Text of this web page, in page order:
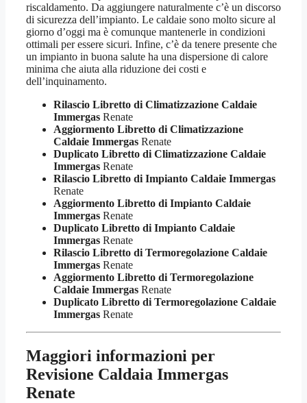
riscaldamento. Da aggiungere naturalmente c’è un discorso
di sicurezza dell’impianto. Le caldaie sono molto sicure al
giorno d’oggi ma è comunque mantenerle in condizioni
ottimali per essere sicuri. Infine, c’è da tenere presente che
un impianto in buona salute ha una dispersione di calore
minima che aiuta alla riduzione dei costi e
dell’inquinamento.
Rilascio Libretto di Climatizzazione Caldaie
Immergas Renate
Aggiormento Libretto di Climatizzazione
Caldaie Immergas Renate
Duplicato Libretto di Climatizzazione Caldaie
Immergas Renate
Rilascio Libretto di Impianto Caldaie Immergas
Renate
Aggiormento Libretto di Impianto Caldaie
Immergas Renate
Duplicato Libretto di Impianto Caldaie
Immergas Renate
Rilascio Libretto di Termoregolazione Caldaie
Immergas Renate
Aggiormento Libretto di Termoregolazione
Caldaie Immergas Renate
Duplicato Libretto di Termoregolazione Caldaie
Immergas Renate
Maggiori informazioni per
Revisione Caldaia Immergas
Renate